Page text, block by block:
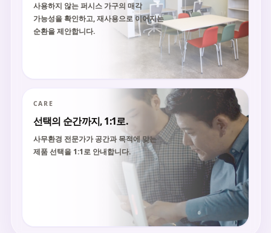
사용하지 않는 퍼시스 가구의 매각
가능성을 확인하고, 재사용으로 이어지는
순환을 제안합니다.
CARE
선택의 순간까지, 1:1로.
사무환경 전문가가 공간과 목적에 맞는
제품 선택을 1:1로 안내합니다.